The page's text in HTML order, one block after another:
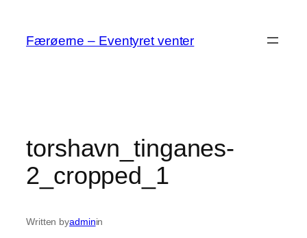
indhold
Færøerne – Eventyret venter
torshavn_tinganes-
2_cropped_1
Written byadminin